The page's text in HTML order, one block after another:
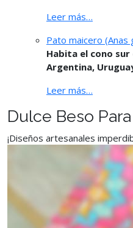
Leer más…
Pato maicero (Anas
Habita el cono sur
Argentina,
Leer más…
Dulce Beso
¡Diseños artesanales